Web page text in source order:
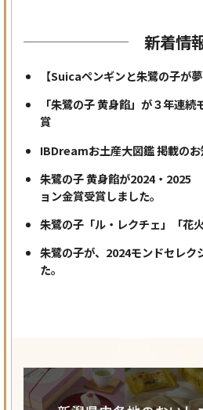
新着情
【Suicaペンギンと朱鷺の子が夢
「朱鷺の子 黄身餡」が３年連
賞
IBDreamお土産大図鑑 掲載の
朱鷺の子 黄身餡が2024・2025
ョン金賞受賞しました。
朱鷺の子「ル・レクチェ」「花
朱鷺の子が、2024モンドセレク
た。